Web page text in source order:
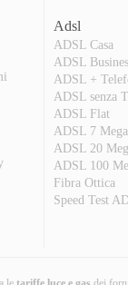
Adsl
ADSL Casa
ADSL
ADSL +
ADSL senza
ADSL Flat
ADSL 7 Mega
ADSL 20
ADSL 100
Fibra Ottica
Speed Test